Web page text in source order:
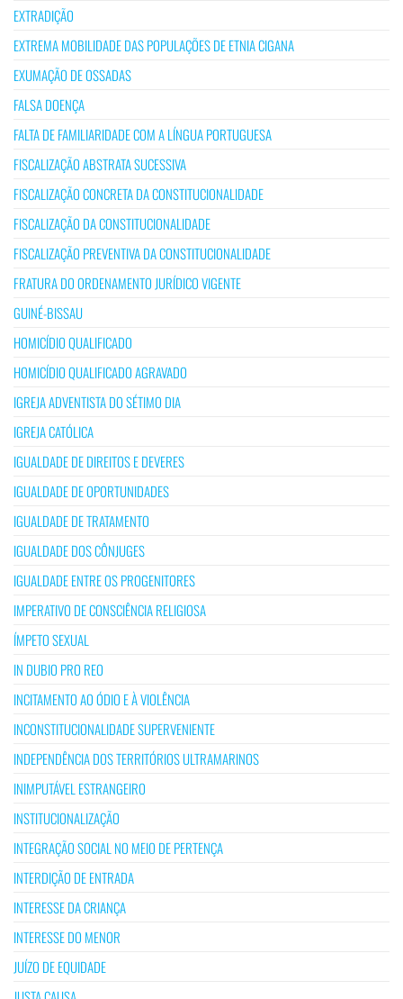
EXTRADIÇÃO
EXTREMA MOBILIDADE DAS POPULAÇÕES DE ETNIA CIGANA
EXUMAÇÃO DE OSSADAS
FALSA DOENÇA
FALTA DE FAMILIARIDADE COM A LÍNGUA PORTUGUESA
FISCALIZAÇÃO ABSTRATA SUCESSIVA
FISCALIZAÇÃO CONCRETA DA CONSTITUCIONALIDADE
FISCALIZAÇÃO DA CONSTITUCIONALIDADE
FISCALIZAÇÃO PREVENTIVA DA CONSTITUCIONALIDADE
FRATURA DO ORDENAMENTO JURÍDICO VIGENTE
GUINÉ-BISSAU
HOMICÍDIO QUALIFICADO
HOMICÍDIO QUALIFICADO AGRAVADO
IGREJA ADVENTISTA DO SÉTIMO DIA
IGREJA CATÓLICA
IGUALDADE DE DIREITOS E DEVERES
IGUALDADE DE OPORTUNIDADES
IGUALDADE DE TRATAMENTO
IGUALDADE DOS CÔNJUGES
IGUALDADE ENTRE OS PROGENITORES
IMPERATIVO DE CONSCIÊNCIA RELIGIOSA
ÍMPETO SEXUAL
IN DUBIO PRO REO
INCITAMENTO AO ÓDIO E À VIOLÊNCIA
INCONSTITUCIONALIDADE SUPERVENIENTE
INDEPENDÊNCIA DOS TERRITÓRIOS ULTRAMARINOS
INIMPUTÁVEL ESTRANGEIRO
INSTITUCIONALIZAÇÃO
INTEGRAÇÃO SOCIAL NO MEIO DE PERTENÇA
INTERDIÇÃO DE ENTRADA
INTERESSE DA CRIANÇA
INTERESSE DO MENOR
JUÍZO DE EQUIDADE